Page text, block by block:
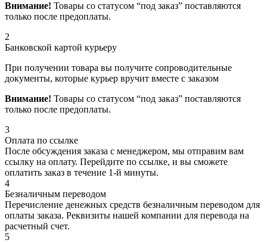
Внимание! Товары со статусом “под заказ” поставляются
только после предоплаты.
2
Банковской картой курьеру
При получении товара вы получите сопроводительные
документы, которые курьер вручит вместе с заказом
Внимание! Товары со статусом “под заказ” поставляются
только после предоплаты.
3
Оплата по ссылке
После обсуждения заказа с менеджером, мы отправим вам
ссылку на оплату. Перейдите по ссылке, и вы сможете
оплатить заказ в течение 1-й минуты.
4
Безналичным переводом
Перечисление денежных средств безналичным переводом для
оплаты заказа. Реквизиты нашей компании для перевода на
расчетный счет.
5